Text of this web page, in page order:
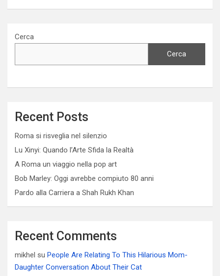
Cerca
Cerca
Recent Posts
Roma si risveglia nel silenzio
Lu Xinyi: Quando l’Arte Sfida la Realtà
A Roma un viaggio nella pop art
Bob Marley: Oggi avrebbe compiuto 80 anni
Pardo alla Carriera a Shah Rukh Khan
Recent Comments
mikhel su People Are Relating To This Hilarious Mom-
Daughter Conversation About Their Cat